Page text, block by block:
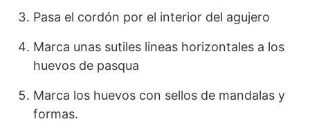
Pasa el cordón por el interior del agujero
Marca unas sutiles lineas horizontales a los
huevos de pasqua
Marca los huevos con sellos de mandalas y
formas.